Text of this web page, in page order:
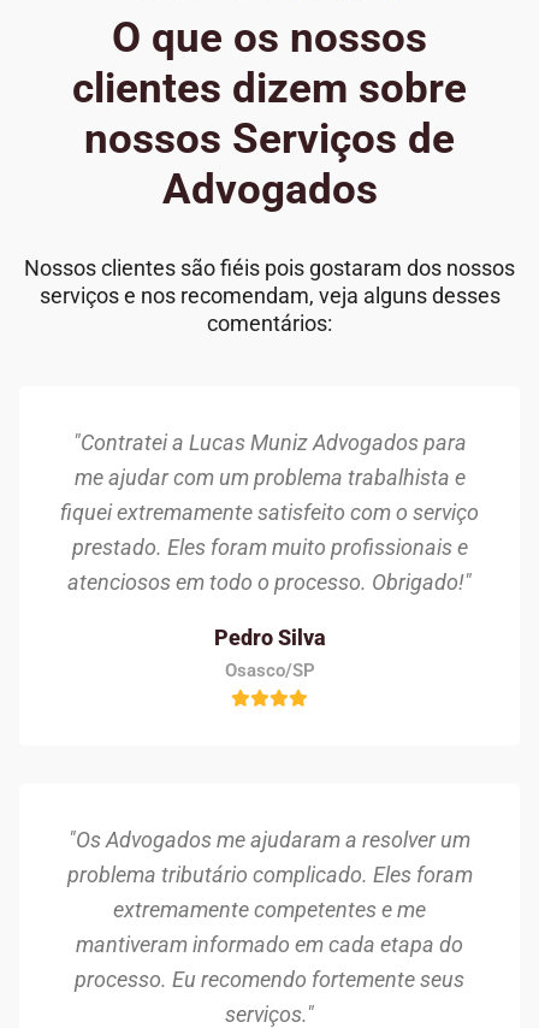
O que os nossos
clientes dizem sobre
nossos Serviços de
Advogados
Nossos clientes são fiéis pois gostaram dos nossos
serviços e nos recomendam, veja alguns desses
comentários:
"Contratei a Lucas Muniz Advogados para
me ajudar com um problema trabalhista e
fiquei extremamente satisfeito com o serviço
prestado. Eles foram muito profissionais e
atenciosos em todo o processo. Obrigado!"
Pedro Silva
Osasco/SP
"Os Advogados me ajudaram a resolver um
problema tributário complicado. Eles foram
extremamente competentes e me
mantiveram informado em cada etapa do
processo. Eu recomendo fortemente seus
serviços."